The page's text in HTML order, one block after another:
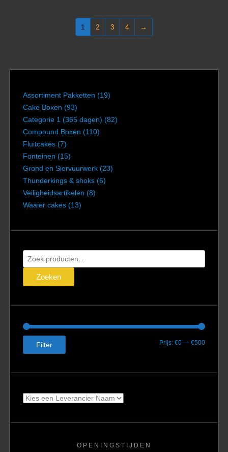
1 2 3 4 →
Assortiment Pakketten (19)
Cake Boxen (93)
Categorie 1 (365 dagen) (82)
Compound Boxen (110)
Fluitcakes (7)
Fonteinen (15)
Grond en Siervuurwerk (23)
Thunderkings & shoks (6)
Veiligheidsartikelen (8)
Waaier cakes (13)
Zoeken
naar:
Zoeken
Min.
Max.
Filter Prijs: €0 — €500
OPENINGSTIJDEN